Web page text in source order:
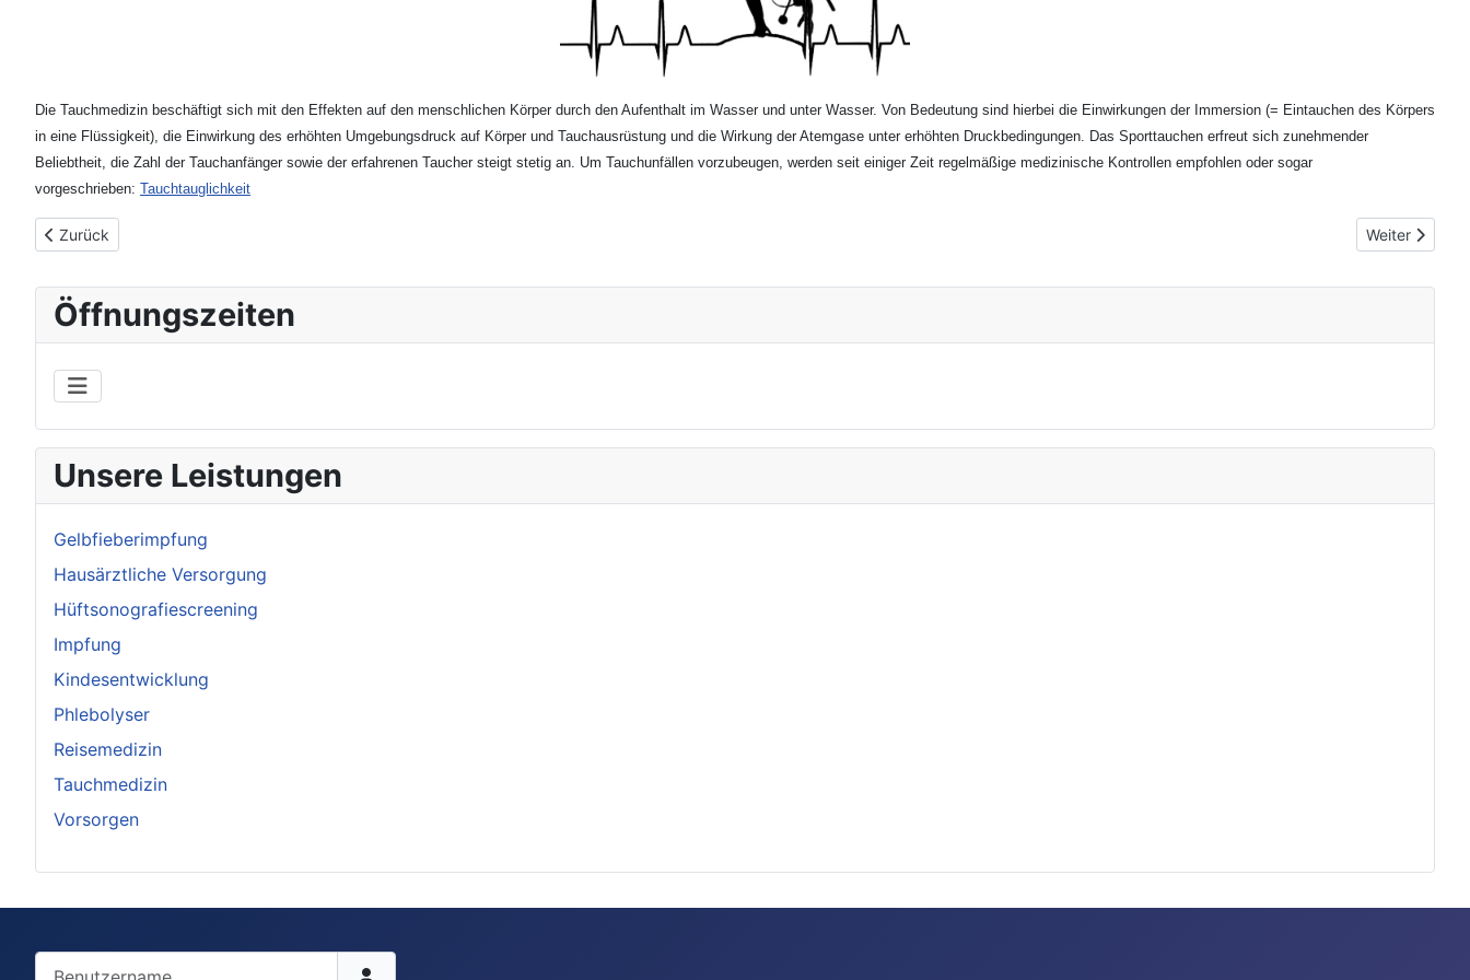
Die Tauchmedizin beschäftigt sich mit den Effekten auf den menschlichen Körper durch den Aufenthalt im Wasser und unter Wasser. Von Bedeutung sind hierbei die Einwirkungen der Immersion (= Eintauchen des Körpers
in eine Flüssigkeit), die Einwirkung des erhöhten Umgebungsdruck auf Körper und Tauchausrüstung und die Wirkung der Atemgase unter erhöhten Druckbedingungen. Das Sporttauchen erfreut sich zunehmender
Beliebtheit, die Zahl der Tauchanfänger sowie der erfahrenen Taucher steigt stetig an. Um Tauchunfällen vorzubeugen, werden seit einiger Zeit regelmäßige medizinische Kontrollen empfohlen oder sogar
vorgeschrieben: Tauchtauglichkeit
Vorheriger Beitrag: Reisemedizin
Zurück Nächster
Weiter
Öffnungszeiten
Unsere Leistungen
Gelbfieberimpfung
Hausärztliche Versorgung
Hüftsonografiescreening
Impfung
Kindesentwicklung
Phlebolyser
Reisemedizin
Tauchmedizin
Vorsorgen